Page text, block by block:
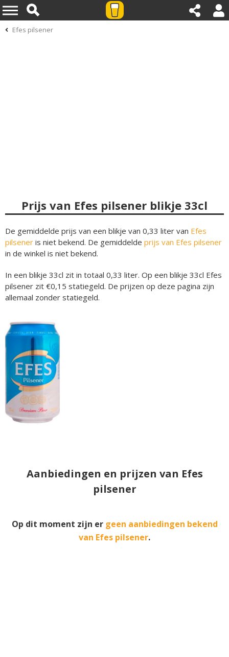
Efes pilsener
Prijs van Efes pilsener blikje 33cl
De gemiddelde prijs van een blikje van 0,33 liter van Efes
pilsener is niet bekend. De gemiddelde prijs van Efes pilsener
in de winkel is niet bekend.
In een blikje 33cl zit in totaal 0,33 liter. Op een blikje 33cl Efes
pilsener zit €0,15 statiegeld. De prijzen op deze pagina zijn
allemaal zonder statiegeld.
Aanbiedingen en prijzen van Efes
pilsener
Op dit moment zijn er geen aanbiedingen bekend
van Efes pilsener.